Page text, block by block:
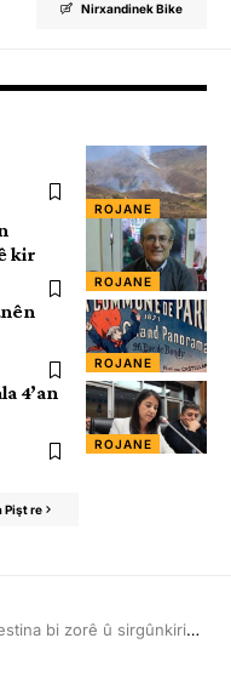
Nirxandinek Bike
ROJANE
ROJANE
kir
ROJANE
ROJANE
4’an
Pişt re
bi zorê û sirgûnkirin qedexe ye!